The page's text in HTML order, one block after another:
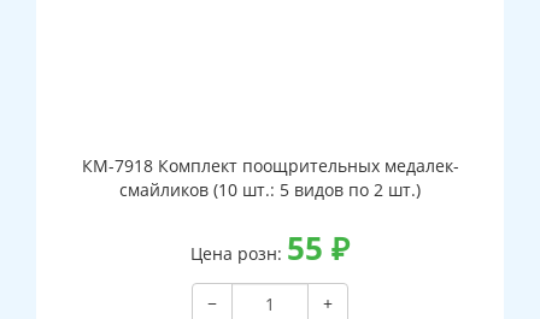
КМ-7918 Комплект поощрительных медалек-
смайликов (10 шт.: 5 видов по 2 шт.)
Цена розн: 55 ₽
−
+